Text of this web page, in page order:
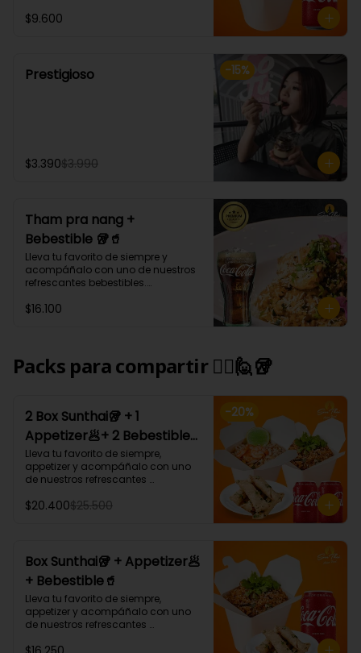
SALSA AGRIDULCE, LIMA Y MANÍ.
(Debes elegir tu proteina 🤩)
$9.600
-15%
Prestigioso
$3.390$3.990
Tham pra nang +
Bebestible 🥡🥤
Lleva tu favorito de siempre y
acompáñalo con uno de nuestros
refrescantes bebestibles.
cremoso al coco curry
$16.100
Packs para compartir 🙋‍♀️🙋🥡
-20%
2 Box Sunthai🥡 + 1
Appetizer🥟+ 2 Bebestible
🥤 (Para 2 personas)
Lleva tu favorito de siempre,
appetizer y acompáñalo con uno
de nuestros refrescantes
¡Puedes armar tu platillo con las
$20.400$25.500
Box Sunthai🥡 + Appetizer🥟
+ Bebestible🥤
Lleva tu favorito de siempre,
appetizer y acompáñalo con uno
de nuestros refrescantes
¡Puedes armar tu platillo con las